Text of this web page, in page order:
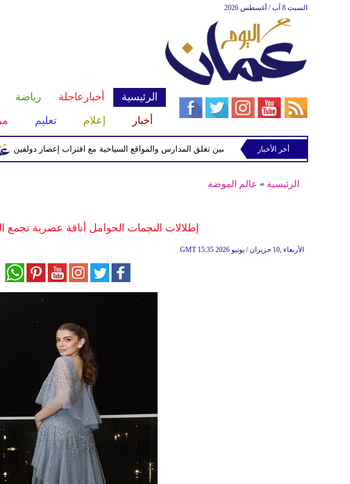
السبت 8 آب / أغسطس 2026
الرئيسية أخبارعاجلة رياضة
أخبار
إعلام تعليم
الصين تغلق المدارس والمواقع السياحية مع اقتراب إعصار دولفين أخر الأخبار
الرئيسية » عالم الموضة
إطلالات النجمات الحوامل أناقة عصرية تجمع
GMT 15:35 2026 الأربعاء ,10 حزيران / يونيو